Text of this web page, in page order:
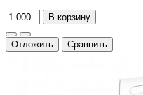
В корзину
Отложить Сравнить